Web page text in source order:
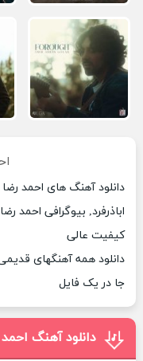
دانلود آهنگ های احمد رضا
اباذرفرد, بیوگرافی احمد
کیفیت عالی
دانلود همه آهنگهای
جا در یک فایل
دانلود آهنگ احمد